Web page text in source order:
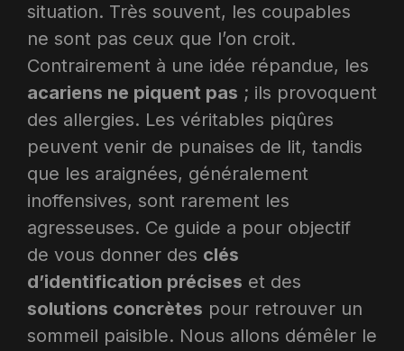
situation. Très souvent, les coupables
ne sont pas ceux que l’on croit.
Contrairement à une idée répandue, les
acariens ne piquent pas ; ils provoquent
des allergies. Les véritables piqûres
peuvent venir de punaises de lit, tandis
que les araignées, généralement
inoffensives, sont rarement les
agresseuses. Ce guide a pour objectif
de vous donner des clés
d’identification précises et des
solutions concrètes pour retrouver un
sommeil paisible. Nous allons démêler le